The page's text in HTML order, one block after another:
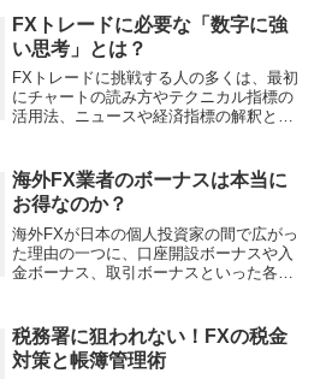
FXトレードに必要な「数字に強
い思考」とは？
FXトレードに挑戦する人の多くは、最初
にチャートの読み方やテクニカル指標の
活用法、ニュースや経済指標の解釈とい
益を積み重ねていくために最も重要な要
素は、実は派手な情報収...
海外FX業者のボーナスは本当に
お得なのか？
海外FXが日本の個人投資家の間で広がっ
た理由の一つに、口座開設ボーナスや入
金ボーナス、取引ボーナスといった各種
拠金に余裕が生まれる」「追証なしで安
心」といった魅力が踊...
税務署に狙われない！FXの税金
対策と帳簿管理術